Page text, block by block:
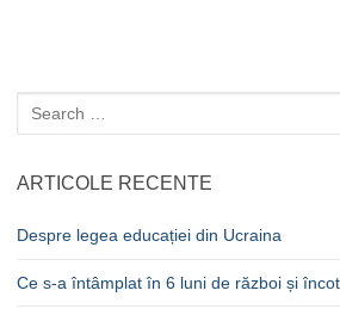
Caută
după:
ARTICOLE RECENTE
Despre legea educației din Ucraina
Ce s-a întâmplat în 6 luni de război și